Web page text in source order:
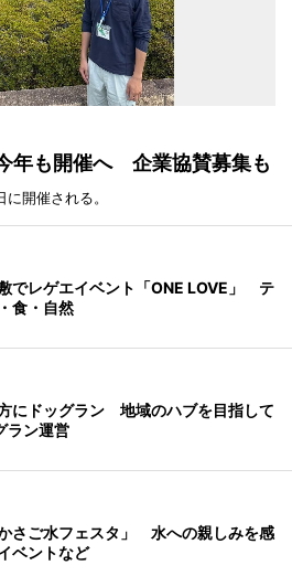
年も開催へ 企業協賛募集も
に開催される。
でレゲエイベント「ONE LOVE」 テ
食・自然
にドッグラン 地域のハブを目指して
ラン運営
さご水フェスタ」 水への親しみを感
ベントなど